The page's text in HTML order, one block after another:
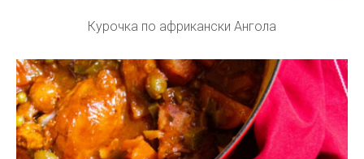
Курочка по африкански Ангола